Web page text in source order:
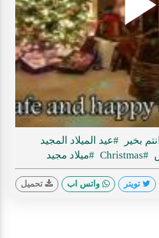
Play
بخير
#عيد الميلاد المجيد
#Christmas #ميلاد مجيد
تويتر واتس اب تحميل